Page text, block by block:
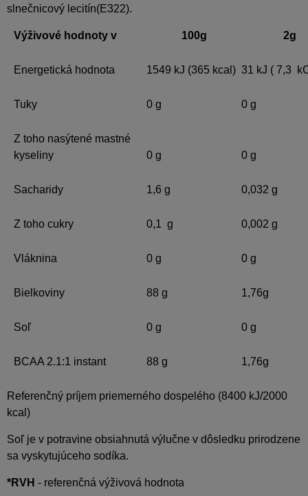
slnečnicový lecitín(E322).
Výživové hodnoty v 100g 2g
Energetická hodnota 1549 kJ (365 kcal) 31 kJ ( 7,3
Tuky 0 g 0 g
Z toho nasýtené mastné
kyseliny
0 g 0 g
Sacharidy 1,6 g 0,032 g
Z toho cukry 0,1 g 0,002 g
Vláknina 0 g 0 g
Bielkoviny 88 g 1,76g
Soľ 0 g 0 g
BCAA 2.1:1 instant 88 g 1,76g
Referenčný príjem priemerného dospelého (8400 kJ/2000
kcal)
Soľ je v potravine obsiahnutá výlučne v dôsledku prirodzene
sa vyskytujúceho sodíka.
*RVH - referenčná výživová hodnota